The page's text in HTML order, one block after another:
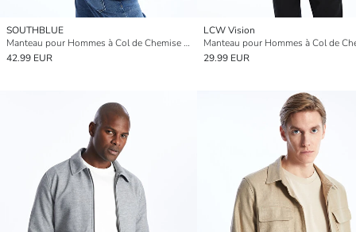
SOUTHBLUE
Manteau pour Hommes à Col de Chemise Coupe Régulière
42.99 EUR
LCW Vision
29.99 EUR